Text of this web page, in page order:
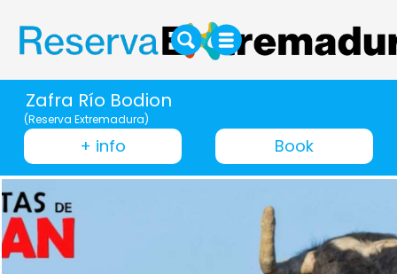
Zafra Río Bodion
(Reserva Extremadura)
+ info Book